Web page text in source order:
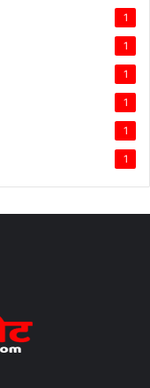
1
1
1
1
1
1